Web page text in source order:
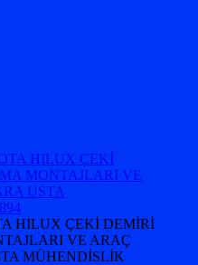
HILUX ÇEKİ DEMİRİ
VE ARAÇ
MÜHENDİSLİK